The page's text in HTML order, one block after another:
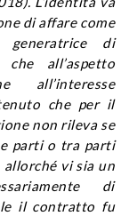
di affare come
generatrice di
all’aspetto
all’interesse
che per il
non rileva se
parti o tra parti
vi sia un
di
il contratto fu